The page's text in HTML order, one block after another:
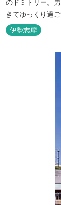
のドミトリー。
きてゆっくり過ご
伊勢志摩